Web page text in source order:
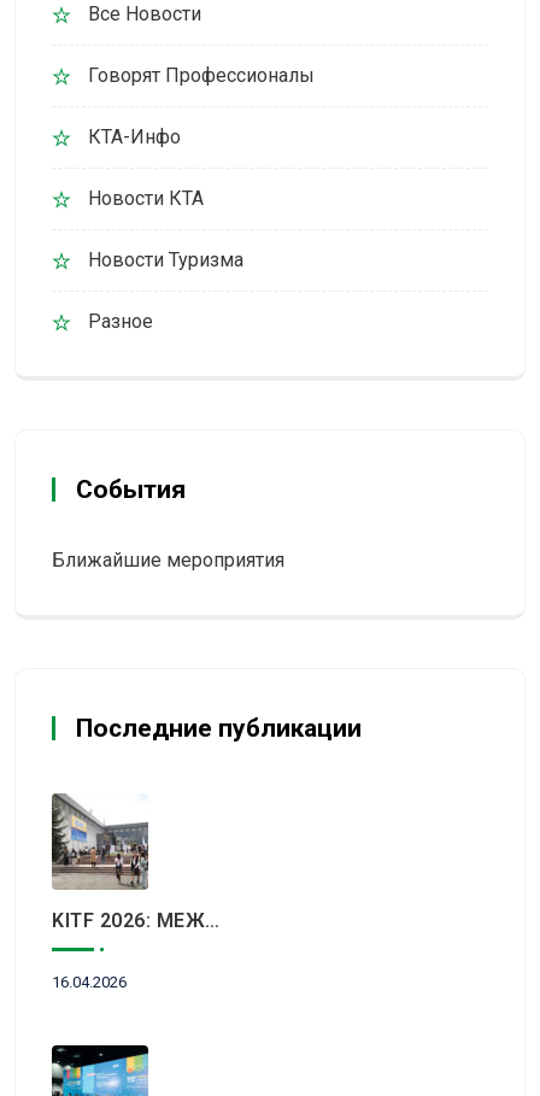
Все Новости
Говорят Профессионалы
КТА-Инфо
Новости КТА
Новости Туризма
Разное
События
Ближайшие мероприятия
Последние публикации
KITF 2026: МЕЖДУНАРОДНЫЙ ТУРИСТИЧЕСКИЙ РЫНОК ВСТРЕТИТСЯ В АЛМАТЫ
16.04.2026